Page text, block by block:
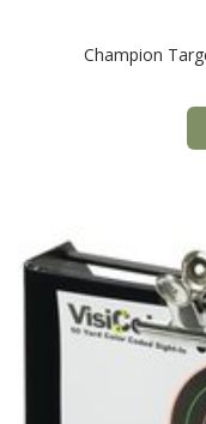
Champion